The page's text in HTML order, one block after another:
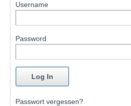
Username
Password
Passwort vergessen?